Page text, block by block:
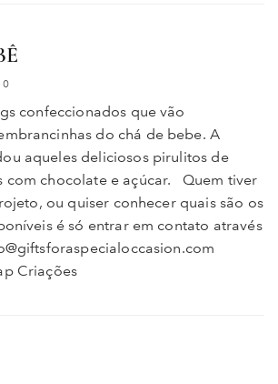
confeccionados que vão
do chá de bebe. A
aqueles deliciosos pirulitos de
com chocolate e açúcar. Quem tiver
ou quiser conhecer quais são os
é só entrar em contato através
Criações